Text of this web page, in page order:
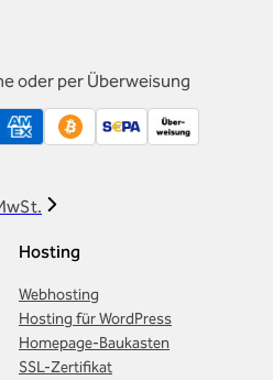
oder per Überweisung
Hosting
Webhosting
Hosting für WordPress
Homepage-Baukasten
SSL-Zertifikat